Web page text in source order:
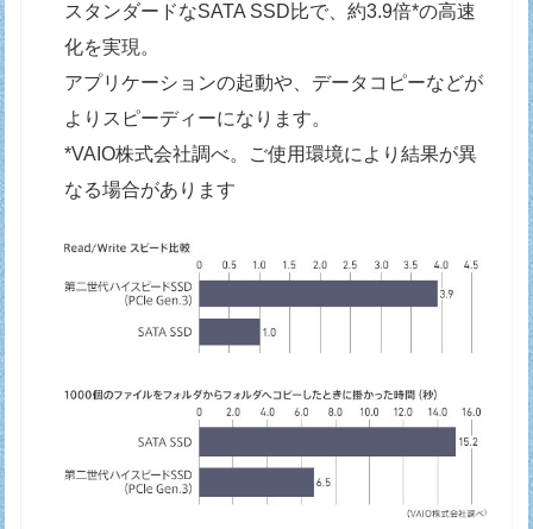
スタンダードなSATA SSD比で、約3.9倍*の高速
化を実現。
アプリケーションの起動や、データコピーなどが
よりスピーディーになります。
*VAIO株式会社調べ。ご使用環境により結果が異
なる場合があります